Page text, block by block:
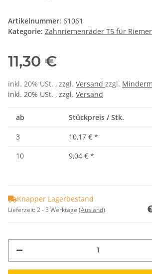
Artikelnummer: 61061
Kategorie: Zahnriemenräder T5 für
11,30 €
inkl. 20% USt. , zzgl. Versand zzgl.
inkl. 20% USt. , zzgl. Versand
ab Stückpreis / Stk.
3 10,17 € *
10
9,04 € *
Knapper Lagerbestand
Lieferzeit:2 - 3 Werktage (Ausland)